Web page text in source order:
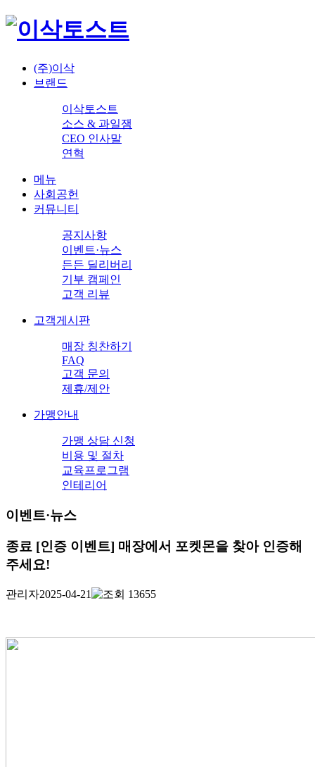
(주)이삭
브랜드
이삭토스트
소스 & 과일잼
CEO 인사말
연혁
메뉴
사회공헌
커뮤니티
공지사항
이벤트·뉴스
든든 딜리버리
기부 캠페인
고객 리뷰
고객게시판
매장 칭찬하기
FAQ
고객 문의
제휴/제안
가맹안내
가맹 상담 신청
비용 및 절차
교육프로그램
인테리어
이벤트·뉴스
종료 [인증 이벤트] 매장에서 포켓몬을 찾아 인증해
주세요!
관리자2025-04-21 13655